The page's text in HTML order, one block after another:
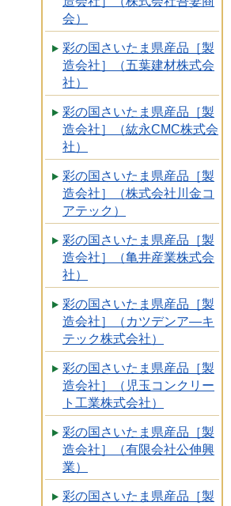
会）
彩の国さいたま県産品［製
造会社］（五葉建材株式会
社）
彩の国さいたま県産品［製
造会社］（紘永CMC株式会
社）
彩の国さいたま県産品［製
造会社］（株式会社川金コ
アテック）
彩の国さいたま県産品［製
造会社］（亀井産業株式会
社）
彩の国さいたま県産品［製
造会社］（カツデンア―キ
テック株式会社）
彩の国さいたま県産品［製
造会社］（児玉コンクリー
ト工業株式会社）
彩の国さいたま県産品［製
造会社］（有限会社公伸興
業）
彩の国さいたま県産品［製